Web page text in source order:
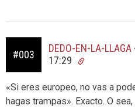
#003
DEDO-EN-LA-LLAGA
17:29
«Si eres europeo, no vas a
hagas trampas». Exacto. O